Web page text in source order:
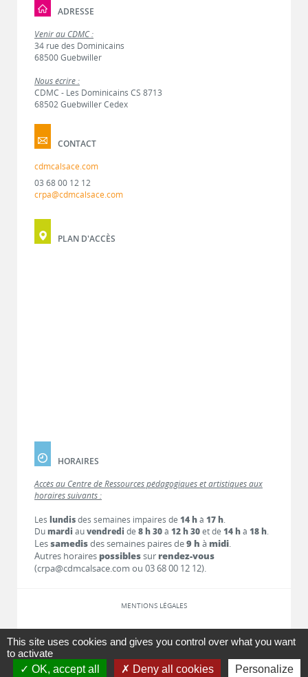
ADRESSE
Venir au CDMC :
34 rue des Dominicains
68500 Guebwiller
Nous écrire :
CDMC - Les Dominicains CS 8713
68502 Guebwiller Cedex
CONTACT
cdmcalsace.com
03 68 00 12 12
crpa@cdmcalsace.com
PLAN D'ACCÈS
HORAIRES
Accès au Centre de Ressources pédagogiques et artistiques aux
horaires suivants :
Les lundisdes semaines impaires de 14 hà 17 h.
Dumardi auvendredi de 8 h 30à 12 h 30et de 14 hà 18 h.
Lessamedisdes semaines paires de9 h à midi.
Autres horaires possiblessur rendez-vous
(crpa@cdmcalsace.com ou 03 68 00 12 12).
MENTIONS LÉGALES
LIENS
CONTACT
This site uses cookies and gives you control over what you want
to activate
OK, accept all
Deny all cookies Personalize